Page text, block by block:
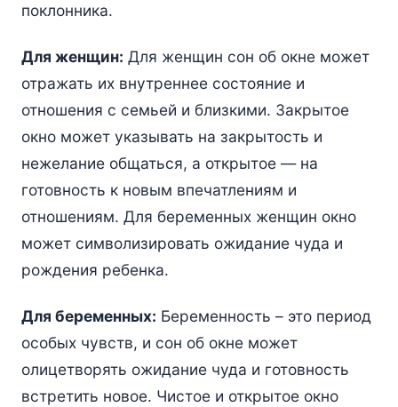
поклонника.
Для женщин: Для женщин сон об окне может
отражать их внутреннее состояние и
отношения с семьей и близкими. Закрытое
окно может указывать на закрытость и
нежелание общаться, а открытое — на
готовность к новым впечатлениям и
отношениям. Для беременных женщин окно
может символизировать ожидание чуда и
рождения ребенка.
Для беременных: Беременность – это период
особых чувств, и сон об окне может
олицетворять ожидание чуда и готовность
встретить новое. Чистое и открытое окно